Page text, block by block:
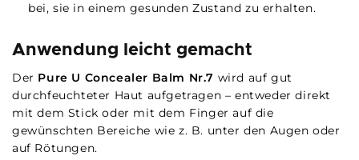
bei, sie in einem gesunden Zustand zu erhalten.
Anwendung leicht gemacht
Der Pure U Concealer Balm Nr.7 wird auf gut
durchfeuchteter Haut aufgetragen – entweder direkt
mit dem Stick oder mit dem Finger auf die
gewünschten Bereiche wie z. B. unter den Augen oder
auf Rötungen.